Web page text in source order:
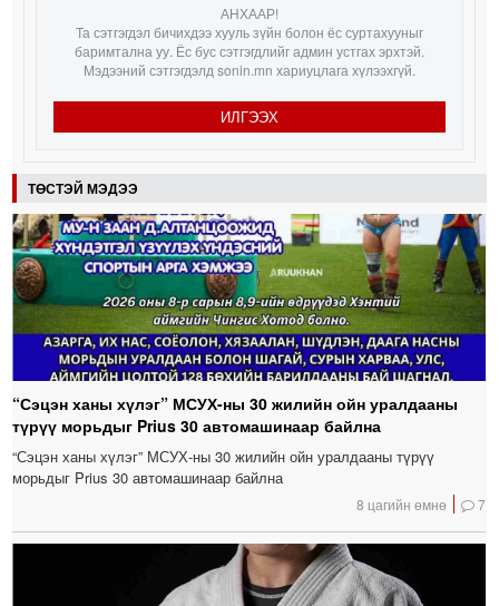
АНХААР!
Та сэтгэгдэл бичихдээ хууль зүйн болон ёс суртахууныг
баримтална уу. Ёс бус сэтгэгдлийг админ устгах эрхтэй.
Мэдээний сэтгэгдэлд sonin.mn хариуцлага хүлээхгүй.
ИЛГЭЭХ
ТӨСТЭЙ МЭДЭЭ
“Сэцэн ханы хүлэг” МСУХ-ны 30 жилийн ойн уралдааны
түрүү морьдыг Prius 30 автомашинаар байлна
“Сэцэн ханы хүлэг” МСУХ-ны 30 жилийн ойн уралдааны түрүү
морьдыг Prius 30 автомашинаар байлна
8 цагийн өмнө 7